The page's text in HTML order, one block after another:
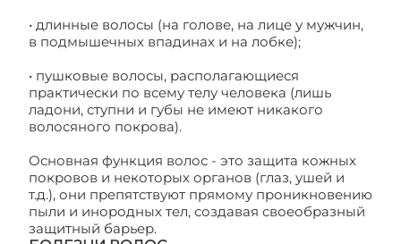
• длинные волосы (на голове, на лице у мужчин,
в подмышечных впадинах и на лобке);
• пушковые волосы, располагающиеся
практически по всему телу человека (лишь
ладони, ступни и губы не имеют никакого
волосяного покрова).
Основная функция волос - это защита кожных
покровов и некоторых органов (глаз, ушей и
т.д.), они препятствуют прямому проникновению
пыли и инородных тел, создавая своеобразный
защитный барьер.